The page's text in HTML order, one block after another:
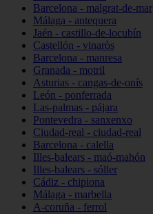
Barcelona - malgrat-de-mar
Málaga - antequera
Jaén - castillo-de-locubín
Castellón - vinaròs
Barcelona - manresa
Granada - motril
Asturias - cangas-de-onís
León - ponferrada
Las-palmas - pájara
Pontevedra - sanxenxo
Ciudad-real - ciudad-real
Barcelona - calella
Illes-balears - maó-mahón
Illes-balears - sóller
Cádiz - chipiona
Málaga - marbella
A-coruña - ferrol